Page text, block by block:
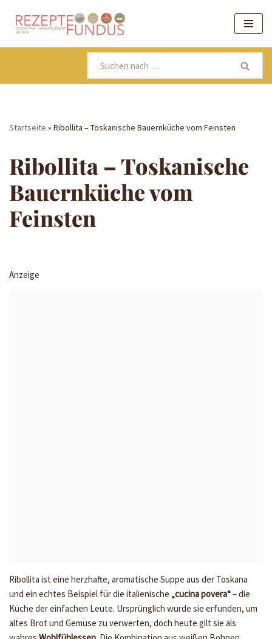
Zum
Inhalt
Startseite » Ribollita – Toskanische Bauernküche vom Feinsten
Ribollita – Toskanische
Bauernküche vom
Feinsten
Anzeige
Ribollita ist eine herzhafte, aromatische Suppe aus der Toskana
und ein echtes Beispiel für die italienische „cucina povera“– die
Küche der einfachen Leute. Ursprünglich wurde sie erfunden, um
altes Brot und Gemüse zu verwerten, doch heute gilt sie als